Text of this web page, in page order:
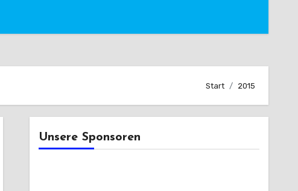
Start 2015
Unsere Sponsoren